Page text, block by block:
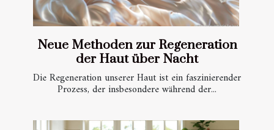
Neue Methoden zur Regeneration
der Haut über Nacht
Die Regeneration unserer Haut ist ein faszinierender
Prozess, der insbesondere während der...